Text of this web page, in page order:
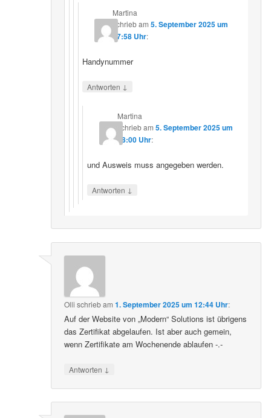
Martina
schriebam5. September 2025 um
17:58 Uhr:
Handynummer
Antworten ↓
Martina
schriebam 5. September 2025 um
18:00 Uhr:
und Ausweis muss angegeben werden.
Antworten ↓
Olli schriebam1. September 2025 um 12:44 Uhr:
Auf der Website von „Modern“ Solutions ist übrigens
das Zertifikat abgelaufen. Ist aber auch gemein,
wenn Zertifikate am Wochenende ablaufen -.-
Antworten ↓